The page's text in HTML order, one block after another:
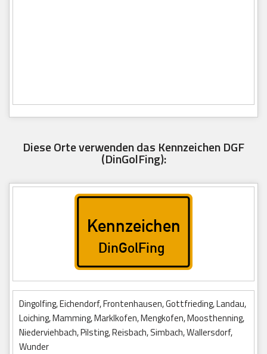
Diese Orte verwenden das Kennzeichen DGF
(DinGolFing):
Dingolfing, Eichendorf, Frontenhausen, Gottfrieding, Landau,
Loiching, Mamming, Marklkofen, Mengkofen, Moosthenning,
Niederviehbach, Pilsting, Reisbach, Simbach, Wallersdorf,
Wunder